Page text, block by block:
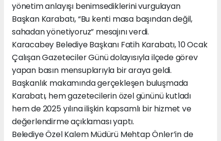
yönetim anlayışı benimsediklerini vurgulayan
Başkan Karabatı, “Bu kenti masa başından değil,
sahadan yönetiyoruz” mesajını verdi.
Karacabey Belediye Başkanı Fatih Karabatı, 10 Ocak
Çalışan Gazeteciler Günü dolayısıyla ilçede görev
yapan basın mensuplarıyla bir araya geldi.
Başkanlık makamında gerçekleşen buluşmada
Karabatı, hem gazetecilerin özel gününü kutladı
hem de 2025 yılına ilişkin kapsamlı bir hizmet ve
değerlendirme açıklaması yaptı.
Belediye Özel Kalem Müdürü Mehtap Önler’in de